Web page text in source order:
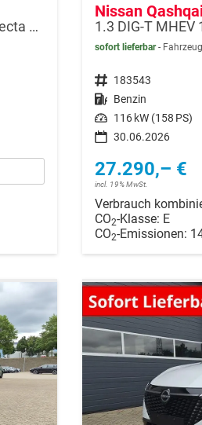
1.3 DIG-T MHEV 158 PS X-Tronic N-Connecta Teil-Leder PanoGlasdach Klimaautomatik Sitzheizung Lenkradheizung Navi ACC PDC v+h 360°Kamera DAB Bluetooth Touchscreen Apple CarPlay Android Auto 18"LM
Nissan
sofort lieferbar
Fahrzeugnr. 183543
Kraftstoff Benzin
Leistung 116 kW (158 PS)
30.06.2026
27.290,– €
incl. 19% MwSt.
Verbrauch
CO2-Klasse: E
CO2-Emissionen: